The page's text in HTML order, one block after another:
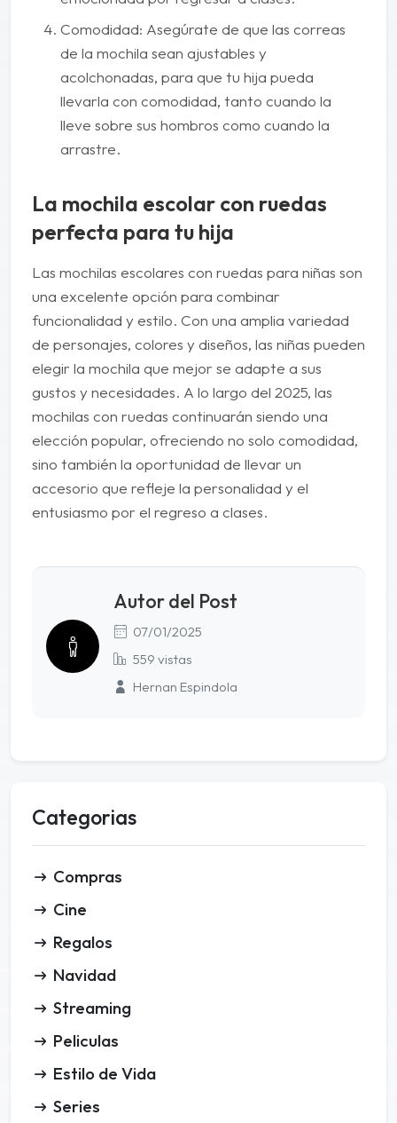
Comodidad: Asegúrate de que las correas
de la mochila sean ajustables y
acolchonadas, para que tu hija pueda
llevarla con comodidad, tanto cuando la
lleve sobre sus hombros como cuando la
arrastre.
La mochila escolar con ruedas
perfecta para tu hija
Las mochilas escolares con ruedas para niñas son
una excelente opción para combinar
funcionalidad y estilo. Con una amplia variedad
de personajes, colores y diseños, las niñas pueden
elegir la mochila que mejor se adapte a sus
gustos y necesidades. A lo largo del 2025, las
mochilas con ruedas continuarán siendo una
elección popular, ofreciendo no solo comodidad,
sino también la oportunidad de llevar un
accesorio que refleje la personalidad y el
entusiasmo por el regreso a clases.
Autor del Post
07/01/2025
559 vistas
Hernan Espindola
Categorias
Compras
Cine
Regalos
Navidad
Streaming
Peliculas
Estilo de Vida
Series